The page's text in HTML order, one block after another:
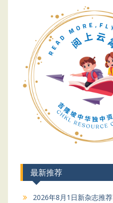
最新推荐
2026年8月1日新杂志推荐